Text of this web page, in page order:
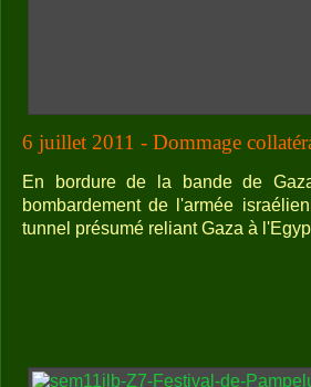
6 juillet 2011 - Dommage
En bordure de la bande de
bombardement de l'armée
tunnel présumé reliant Gaza à